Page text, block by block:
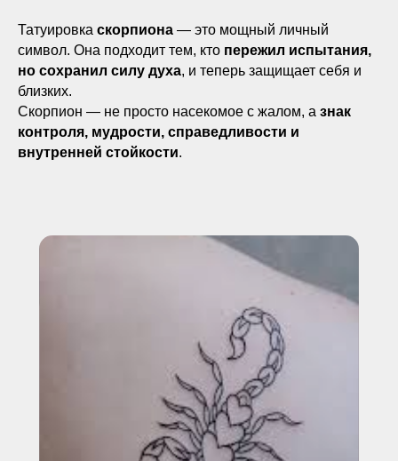
Татуировка скорпиона — это мощный личный
символ. Она подходит тем, кто пережил испытания,
но сохранил силу духа, и теперь защищает себя и
близких.
Скорпион — не просто насекомое с жалом, а знак
контроля, мудрости, справедливости и
внутренней стойкости.
С ГАРАНТИЕЙВИДИМОГО
УДАЛЯЕМ ЛЮБЫЕ ТАТУ И ТАТУАЖ: ИСПОЛЬЗУЕМ
PICOSURE PRO, PICOPLUS (3 ШТ), LUTRONIC SPECTRA И
CO₂ DEKA SMARTXIDE²